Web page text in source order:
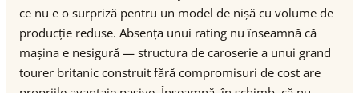
ce nu e o surpriză pentru un model de nișă cu volume de
producție reduse. Absența unui rating nu înseamnă că
mașina e nesigură — structura de caroserie a unui grand
tourer britanic construit fără compromisuri de cost are